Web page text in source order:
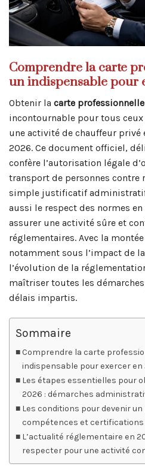
Comprendre la carte
un indispensable pour
Obtenir la carte professionnelle
incontournable pour tous
une activité de chauffeur privé
2026. Ce document officiel,
confère l’autorisation légale
transport de personnes contre
simple justificatif
aussi le respect des normes
assurer une activité sûre et
réglementaires. Avec la
notamment sous l’impact de
l’évolution de la
maîtriser toutes les
délais impartis.
Sommaire
Comprendre la carte
indispensable pour exercer en
Les étapes essentielles pour
2026 : démarches
Les conditions pour devenir un
compétences et certifications
L’actualité réglementaire en
respecter pour une activité